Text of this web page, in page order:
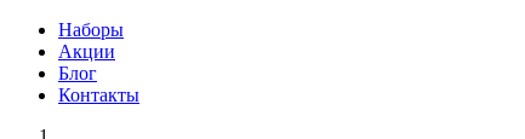
Наборы
Акции
Блог
Контакты